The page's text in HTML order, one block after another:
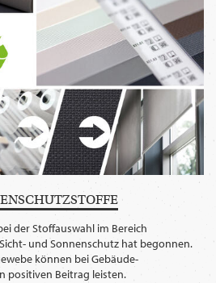
der Stoffauswahl im Bereich
und Sonnenschutz hat begonnen.
können bei Gebäude-
positiven Beitrag leisten.